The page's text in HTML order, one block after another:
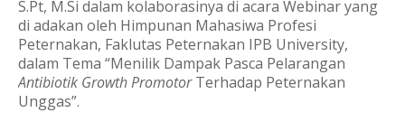
S.Pt, M.Si dalam kolaborasinya di acara Webinar yang
di adakan oleh Himpunan Mahasiwa Profesi
Peternakan, Faklutas Peternakan IPB University,
dalam Tema “Menilik Dampak Pasca Pelarangan
Antibiotik Growth PromotorTerhadap Peternakan
Unggas”.